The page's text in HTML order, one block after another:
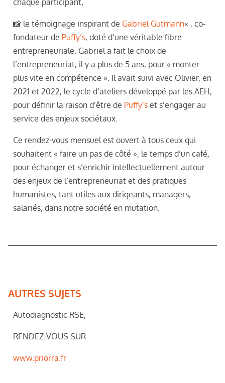
📸 le témoignage inspirant de Gabriel Gutmann« , co-
fondateur de Puffy’s, doté d’une véritable fibre
entrepreneuriale. Gabriel a fait le choix de
l’entrepreneuriat, il y a plus de 5 ans, pour « monter
plus vite en compétence ». Il avait suivi avec Olivier, en
2021 et 2022, le cycle d’ateliers développé par les AEH,
pour définir la raison d’être de Puffy’s et s’engager au
service des enjeux sociétaux.
Ce rendez-vous mensuel est ouvert à tous ceux qui
souhaitent « faire un pas de côté », le temps d’un café,
pour échanger et s’enrichir intellectuellement autour
des enjeux de l’entrepreneuriat et des pratiques
humanistes, tant utiles aux dirigeants, managers,
salariés, dans notre société en mutation.
AUTRES SUJETS
Autodiagnostic RSE,
RENDEZ-VOUS SUR
www.priorra.fr